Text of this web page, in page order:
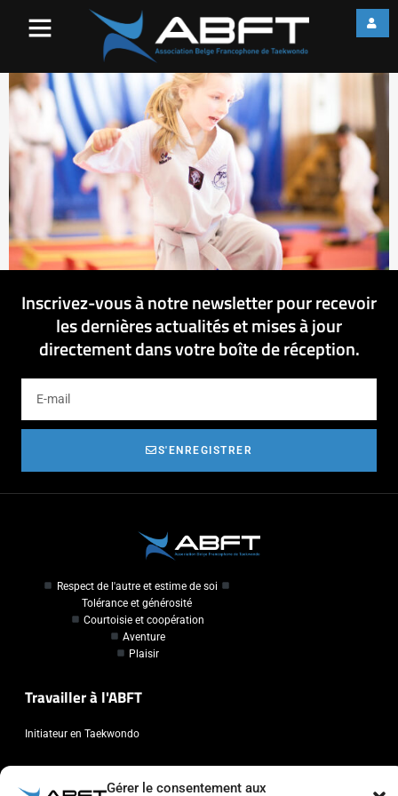
Gérer le consentement aux
Inscrivez-vous à notre newsletter pour recevoir
les dernières actualités et mises à jour
directement dans votre boîte de réception.
S'ENREGISTRER
Respect de l'autre et estime de soi
Tolérance et générosité
Courtoisie et coopération
Aventure
Plaisir
Travailler à l'ABFT
Initiateur en Taekwondo